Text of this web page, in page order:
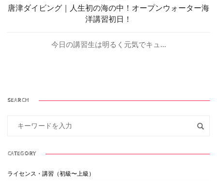
唐津ダイビング｜人生初の海の中！オープンウォーター海
洋講習初日！
今日の講習生は明るく元気でキュ...
SEARCH
CATEGORY
ライセンス・講習（初級〜上級）